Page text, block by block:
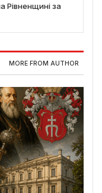
Рівненщині за
MORE FROM AUTHOR